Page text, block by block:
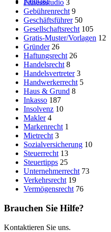
Fitnessstudio 3
Gebührenrecht 9
Geschäftsführer 50
Gesellschaftsrecht 105
Gratis-Muster/Vorlagen 12
Gründer 26
Haftungsrecht 26
Handelsrecht 8
Handelsvertreter 3
Handwerkerrecht 5
Haus & Grund 8
Inkasso 187
Insolvenz 10
Makler 4
Markenrecht 1
Mietrecht 3
Sozialversicherung 10
Steuerrecht 13
Steuertipps 25
Unternehmerrecht 73
Verkehrsrecht 19
Vermögensrecht 76
Brauchen Sie Hilfe?
Kontaktieren Sie uns.